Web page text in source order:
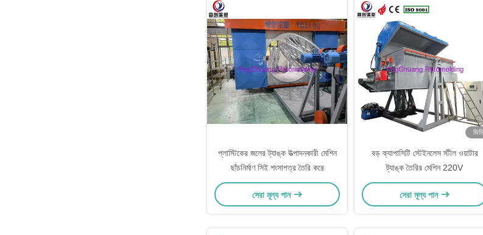
প্লাস্টিকের জলের ট্যাঙ্ক উত্পাদনকারী মেশিন
ছাঁচনির্মাণ সিই শংসাপত্র তৈরি করে
সেরা মূল্য পান
বড় ক্যাপাসিটি স্টেইনলেস স্টীল ওয়াটার
ট্যাঙ্ক তৈরির মেশিন 220V
সেরা মূল্য পান